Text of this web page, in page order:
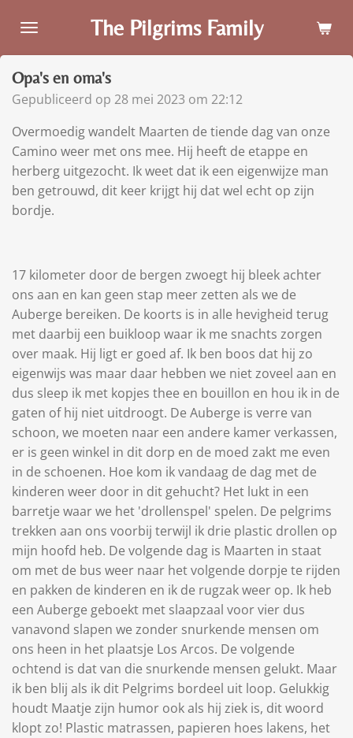
direct
naar
de
hoofdinhoud
The Pilgrims Family
Opa's en oma's
Gepubliceerd op 28 mei 2023 om 22:12
Overmoedig wandelt Maarten de tiende dag van onze
Camino weer met ons mee. Hij heeft de etappe en
herberg uitgezocht. Ik weet dat ik een eigenwijze man
ben getrouwd, dit keer krijgt hij dat wel echt op zijn
bordje.
17 kilometer door de bergen zwoegt hij bleek achter
ons aan en kan geen stap meer zetten als we de
Auberge bereiken. De koorts is in alle hevigheid terug
met daarbij een buikloop waar ik me snachts zorgen
over maak. Hij ligt er goed af. Ik ben boos dat hij zo
eigenwijs was maar daar hebben we niet zoveel aan en
dus sleep ik met kopjes thee en bouillon en hou ik in de
gaten of hij niet uitdroogt. De Auberge is verre van
schoon, we moeten naar een andere kamer verkassen,
er is geen winkel in dit dorp en de moed zakt me even
in de schoenen. Hoe kom ik vandaag de dag met de
kinderen weer door in dit gehucht? Het lukt in een
barretje waar we het 'drollenspel' spelen. De pelgrims
trekken aan ons voorbij terwijl ik drie plastic drollen op
mijn hoofd heb. De volgende dag is Maarten in staat
om met de bus weer naar het volgende dorpje te rijden
en pakken de kinderen en ik de rugzak weer op. Ik heb
een Auberge geboekt met slaapzaal voor vier dus
vanavond slapen we zonder snurkende mensen om
ons heen in het plaatsje Los Arcos. De volgende
ochtend is dat van die snurkende mensen gelukt. Maar
ik ben blij als ik dit Pelgrims bordeel uit loop. Gelukkig
houdt Maatje zijn humor ook als hij ziek is, dit woord
klopt zo! Plastic matrassen, papieren hoes lakens, het